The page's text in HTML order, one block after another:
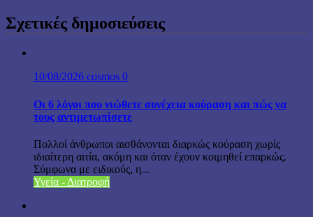
Σχετικές δημοσιεύσεις
10/08/2026 cosmos 0
Οι 6 λόγοι που νιώθετε συνέχεια κούραση και πώς να
τους αντιμετωπίσετε
Πολλοί άνθρωποι αισθάνονται διαρκώς κούραση χωρίς
ιδιαίτερη αιτία, ακόμη και όταν έχουν κοιμηθεί επαρκώς.
Σύμφωνα με ειδικούς, η...
Υγεία - Διατροφή